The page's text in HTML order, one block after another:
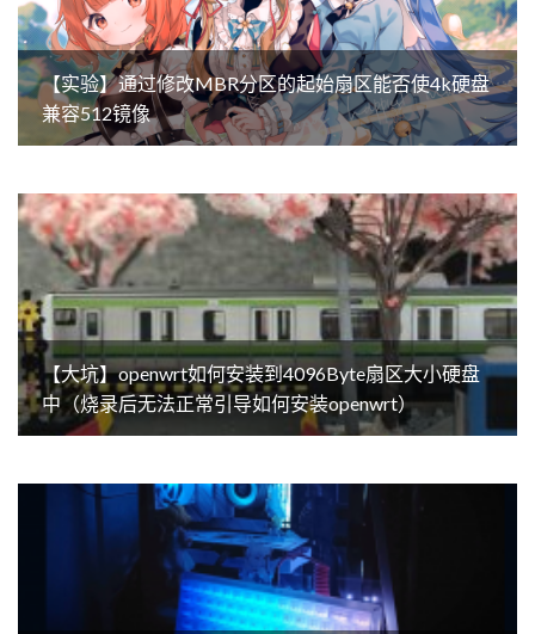
【实验】通过修改MBR分区的起始扇区能否使4k硬盘
兼容512镜像
【大坑】openwrt如何安装到4096Byte扇区大小硬盘
中（烧录后无法正常引导如何安装openwrt）